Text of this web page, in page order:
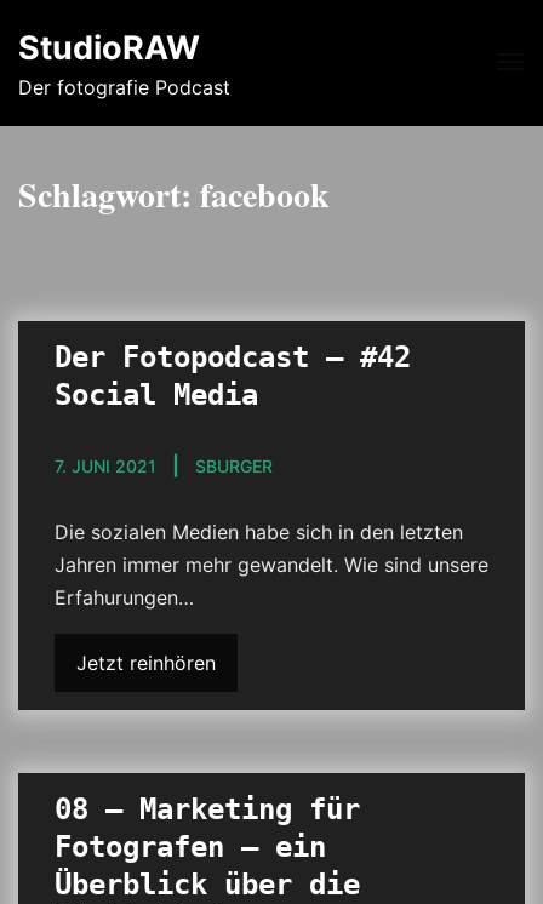
StudioRAW
Der fotografie Podcast
Schlagwort: facebook
Der Fotopodcast – #42
Social Media
7. JUNI 2021 SBURGER
Die sozialen Medien habe sich in den letzten
Jahren immer mehr gewandelt. Wie sind unsere
Erfahurungen…
Jetzt reinhören
08 – Marketing für
Fotografen – ein
Überblick über die